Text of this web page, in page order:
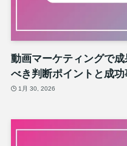
動画マーケティングで
べき判断ポイントと成
1月 30, 2026